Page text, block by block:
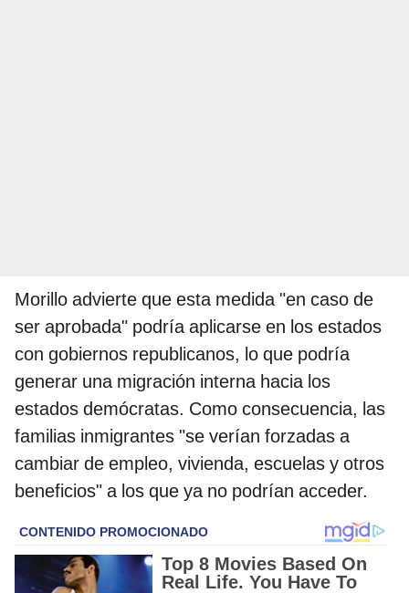
Morillo advierte que esta medida "en caso de
ser aprobada" podría aplicarse en los estados
con gobiernos republicanos, lo que podría
generar una migración interna hacia los
estados demócratas. Como consecuencia, las
familias inmigrantes "se verían forzadas a
cambiar de empleo, vivienda, escuelas y otros
beneficios" a los que ya no podrían acceder.